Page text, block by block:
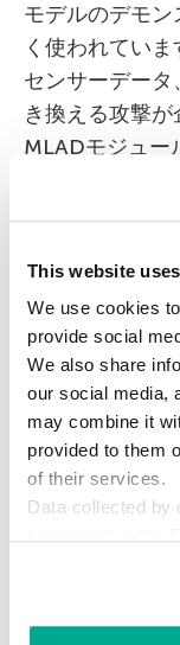
This website
We use cookies
provide social
We also share
our social media,
may combine it
provided to them
of their services.
Data collected by
モデルのデモ
く使われていま
センサーデー
き換える攻撃
MLADモジュー
MLADがどの
確認ください。